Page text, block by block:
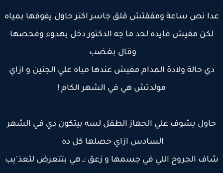
نص ساعة ومفقتش قلق جاسر اكتر حاول يفوقها بمياه
لكن مفيش فايده لحد ما جه الدكتور دخل بهدوء وفحصها
وقال بغضب
دي حالة ولادة المدام مفيش عندها مياه علي الجنين و ازاي
مولدتش هي في الشهر الكام !
يشوف علي الجهاز الطفل لسه بيتكون دي في الشهر
السادس ازاي حصلها كل ده
الجروح اللي في جسمها و زعق :ـ هي بتتعرض لتعذ'يب